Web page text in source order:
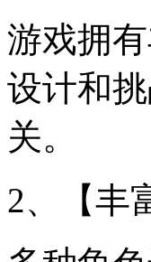
游戏拥
设计和
关。
2、【丰